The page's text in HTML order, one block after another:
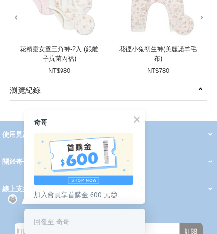
花精靈女童三角褲-2入 (銀離
子抗菌內襠)
NT$980
花徑小兔初生褲(美麗諾羊毛
布)
NT$780
瀏覽紀錄
prev
next
使用見證 線上DM
2026 PADDINGTON 春夏服飾
2026 Peter Rabbit 春夏服飾
2026 CHIC BASICS春夏服飾
2026 Chic“a”Bon 派對禮服系列
2026 Chic“a”Bon 春夏服飾
媽咪購物指南
關於奇哥
奇哥的故事
育兒資訊站
會員中心
會員權益說明
我的帳戶
訂單查詢
紅利點數
修改會員資料
活動報名
線上支援
購買說明
常見問題
隱私權聲明
保固卡登錄
保固查詢
訂閱
奇哥
加入會員享首購金 600 元😊
回覆至 奇哥